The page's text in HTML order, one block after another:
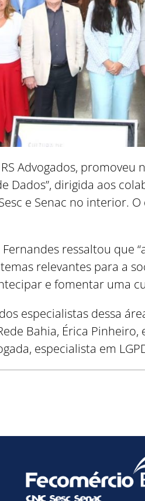
Como utilizar
Advogados, promoveu
Dados”, dirigida aos
e Senac no interior.
ressaltou que
relevantes para a
e fomentar uma
especialistas dessa
Bahia, Érica
especialista em